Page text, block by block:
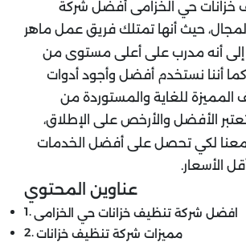
خزانات حي الخزامى أفضل شركة
حيث أنها تمتلك فريق عمل ماهر
إلى أنه مدرب على أعلى مستوى من
كما أننا نستخدم أفضل وأجود أدوات
المميزة للغاية والمستوردة من
تعتبر الأفضل والأرخص على الإطلاق،
لكي تحصل على أفضل الخدمات
الأسعار.
عناوين المحتوي
افضل شركة تنظيف خزانات حي الخزامى
مميزات شركة تنظيف خزانات